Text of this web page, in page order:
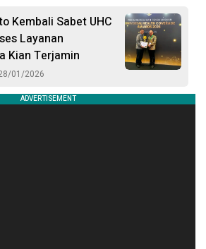
Kembali Sabet UHC
Layanan
Kian Terjamin
01/2026